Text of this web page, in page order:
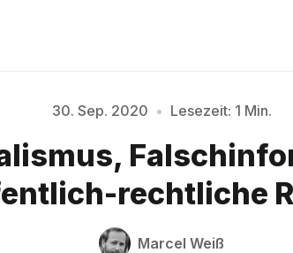
Bitte geben Sie mindestens 3 Zeichen ein
30. Sep. 2020 • Lesezeit: 1 Min.
rechtliche
Marcel Weiß